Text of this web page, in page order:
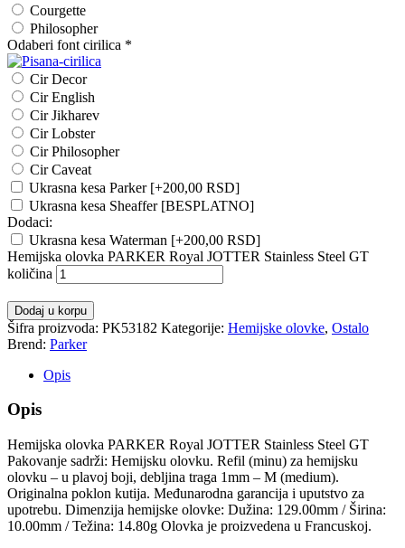
Courgette
Philosopher
Odaberi font cirilica *
Cir Decor
Cir English
Cir Jikharev
Cir Lobster
Cir Philosopher
Cir Caveat
Ukrasna kesa Parker [+200,00 RSD]
Ukrasna kesa Sheaffer [BESPLATNO]
Dodaci:
Ukrasna kesa Waterman [+200,00 RSD]
Hemijska olovka PARKER Royal JOTTER Stainless Steel GT
količina
Dodaj u korpu
Šifra proizvoda: PK53182 Kategorije: Hemijske olovke, Ostalo
Brend: Parker
Opis
Opis
Hemijska olovka PARKER Royal JOTTER Stainless Steel GT
Pakovanje sadrži: Hemijsku olovku. Refil (minu) za hemijsku
olovku – u plavoj boji, debljina traga 1mm – M (medium).
Originalna poklon kutija. Međunarodna garancija i uputstvo za
upotrebu. Dimenzija hemijske olovke: Dužina: 129.00mm / Širina:
10.00mm / Težina: 14.80g Olovka je proizvedena u Francuskoj.